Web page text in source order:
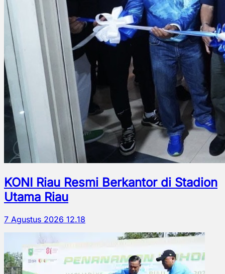
KONI Riau Resmi Berkantor di Stadion
Utama Riau
7 Agustus 2026 12.18